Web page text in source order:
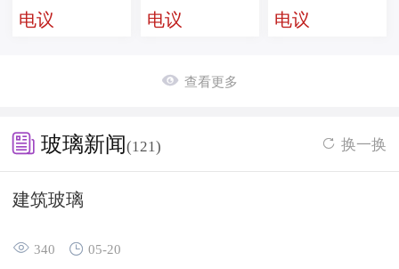
璃供应商
电议
厚玻璃生产
电议
璃供应商
电议
 查看更多
 换一换
 玻璃新闻(121)
建筑玻璃
 340  05-20